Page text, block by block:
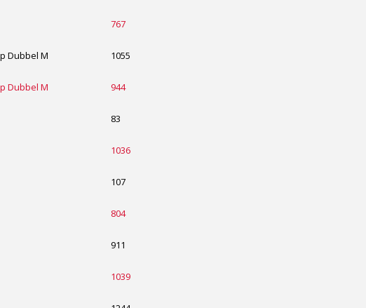
767
Dubbel M 1055
Dubbel M 944
83
1036
107
804
911
1039